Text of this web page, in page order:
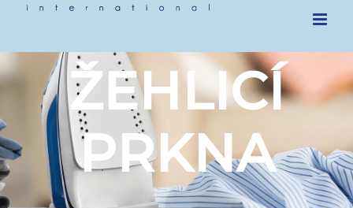
ŽEHLICÍ
PRKNA